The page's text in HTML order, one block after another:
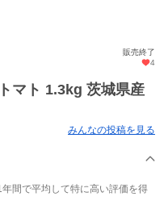
販売終了
4
マト 1.3kg 茨城県産
みんなの投稿を見る
間で平均して特に高い評価を得